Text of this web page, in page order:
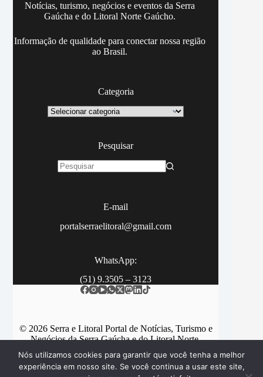
Notícias, turismo, negócios e eventos da Serra
Gaúcha e do Litoral Norte Gaúcho.
Informação de qualidade para conectar nossa região
ao Brasil.
Categoria
Categoria
Pesquisar
E-mail
portalserraelitoral@gmail.com
WhatsApp:
(51) 9.3505 – 3123
© 2026 Serra e Litoral Portal de Notícias, Turismo e
Negócios da Serra Gaúcha e do Litoral Norte.
Nós utilizamos cookies para garantir que você tenha a melhor
experiência em nosso site. Se você continua a usar este site,